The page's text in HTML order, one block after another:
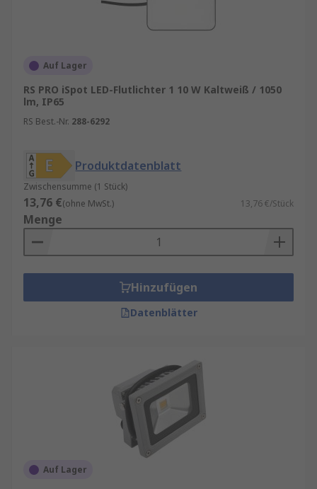
Auf Lager
RS PRO iSpot LED-Flutlichter 1 10 W Kaltweiß / 1050
lm, IP65
RS Best.-Nr. 288-6292
Produktdatenblatt
Zwischensumme (1 Stück)
13,76 €(ohne MwSt.) 13,76 €/Stück
Menge
Hinzufügen
Datenblätter
Auf Lager